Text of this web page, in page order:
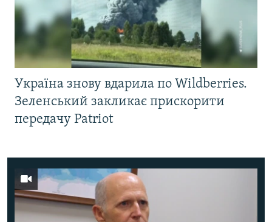
Україна знову вдарила по Wildberries.
Зеленський закликає прискорити
передачу Patriot